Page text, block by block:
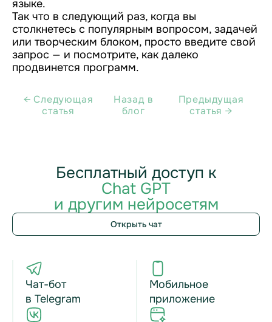
языке.
Так что в следующий раз, когда вы
столкнетесь с популярным вопросом, задачей
или творческим блоком, просто введите свой
запрос — и посмотрите, как далеко
продвинется программ.
← Cледующая
статья
Назад в
блог
Предыдущая
статья →
Бесплатный доступ к
Chat GPT
и другим нейросетям
Открыть чат
Чат-бот
в Telegram
Мобильное
приложение